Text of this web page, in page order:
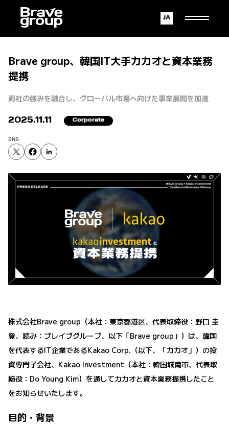
English
Japanese
Brave group、韓国IT大手カカオと資本業務
提携
両社の強みを融合し、グローバル市場へ向けた事業展開を加速
2025.11.11 Corporate
SNS
株式会社Brave group（本社：東京都港区、代表取締役：野口 圭
登、読み：ブレイブグループ、以下「Brave group」）は、韓国
を代表するIT企業であるKakao Corp.（以下、「カカオ」）の投
資専門子会社、Kakao Investment（本社：韓国城南市、代表取
締役：Do Young Kim）を通してカカオと資本業務提携したこと
をお知らせいたします。
目的・背景